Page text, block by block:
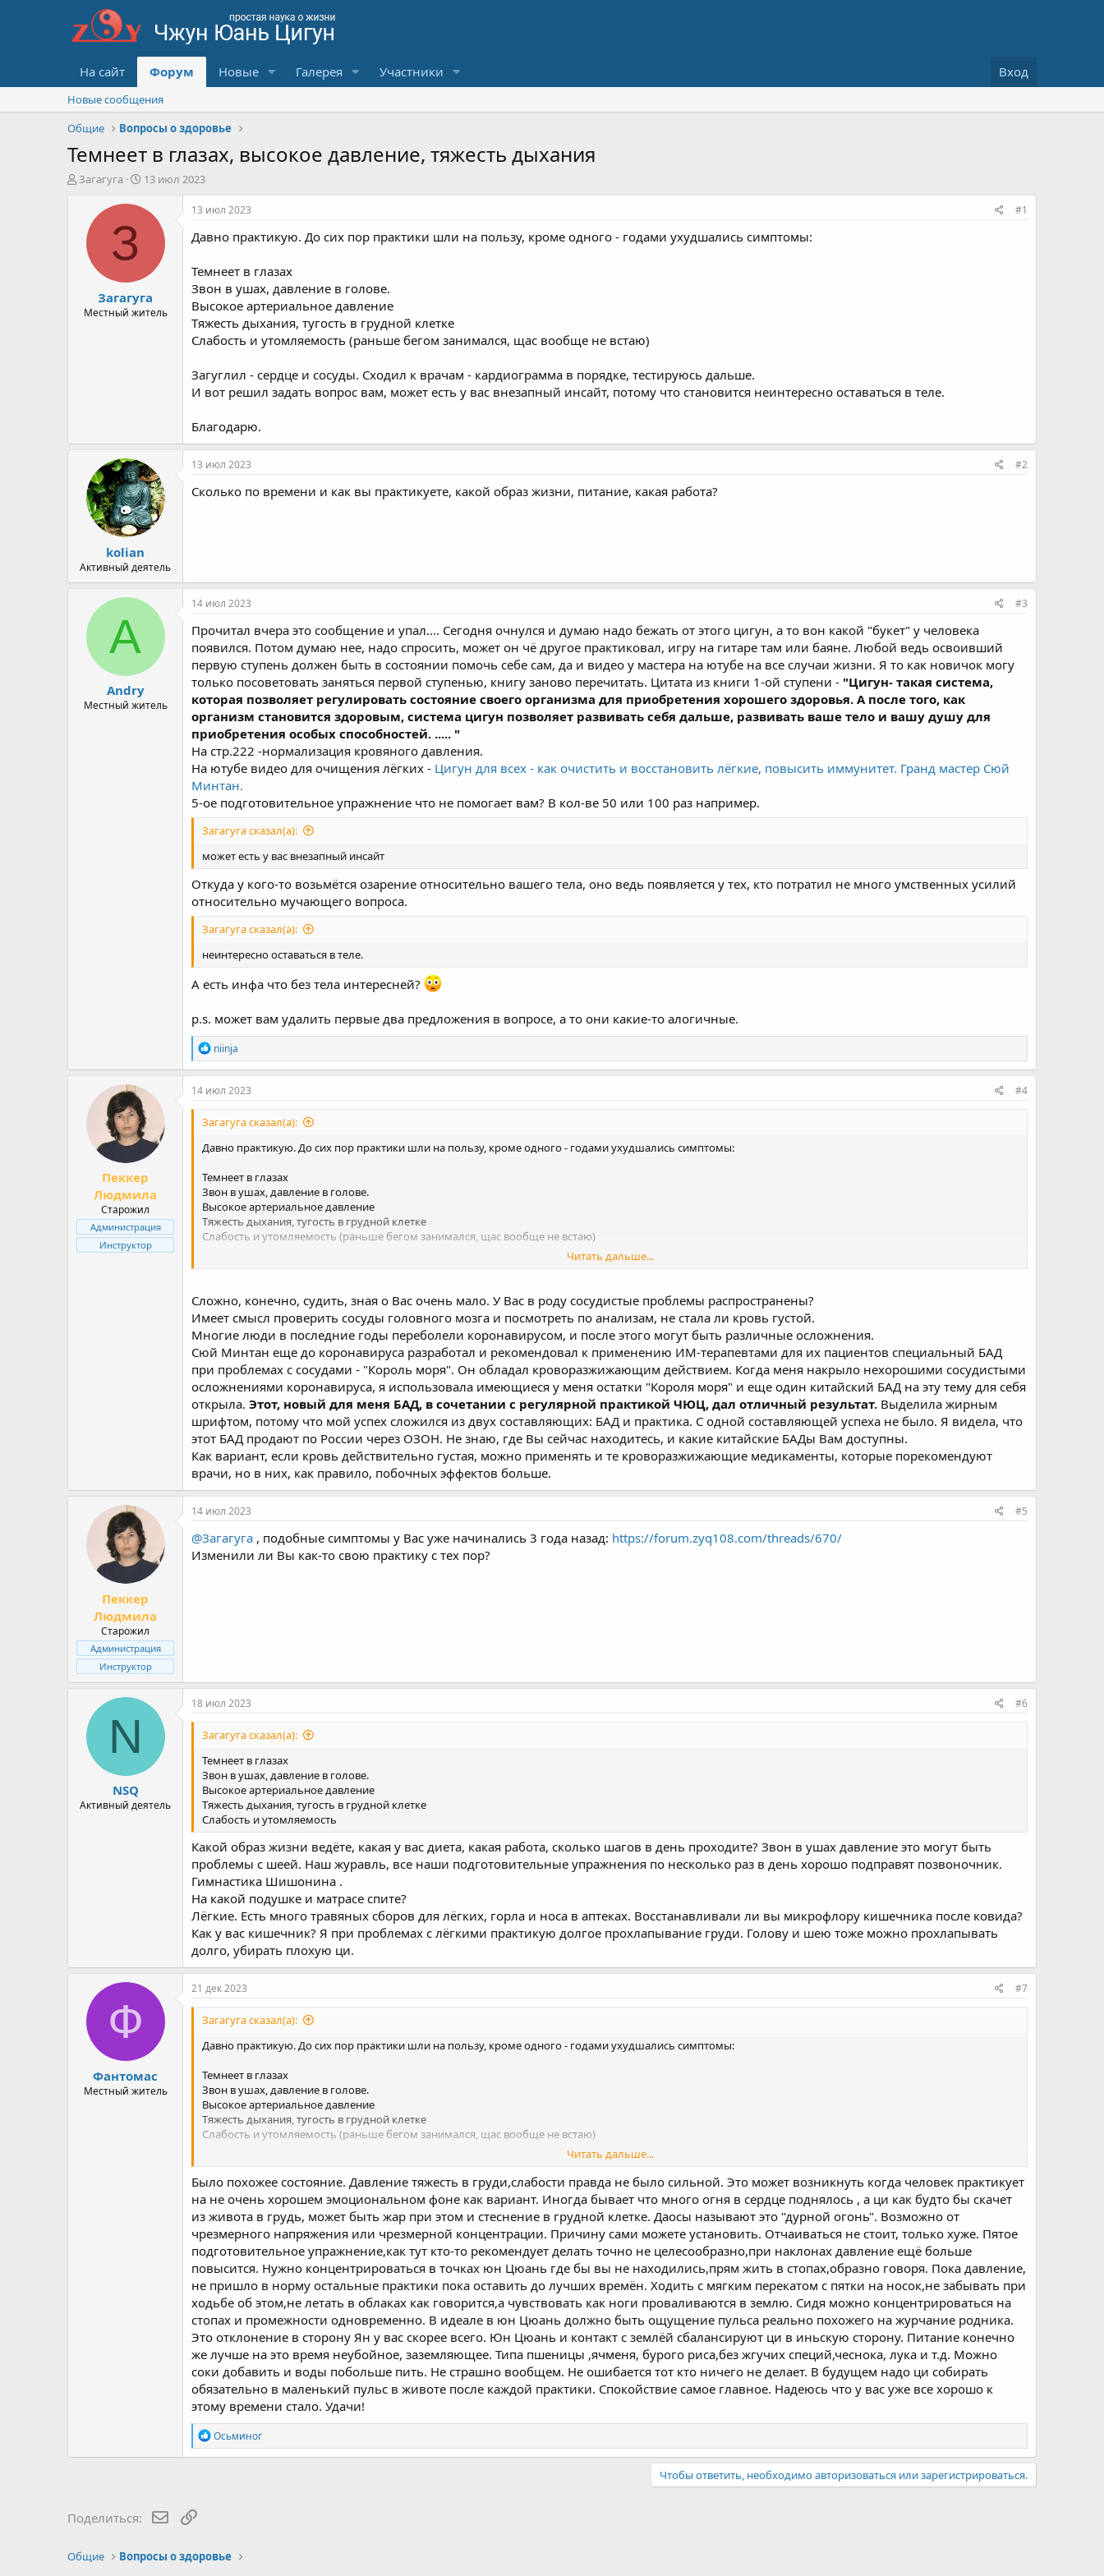
На сайт Форум Новые Галерея Участники Вход
Новые сообщения
Общие
Вопросы о здоровье
Темнеет в глазах, высокое давление, тяжесть дыхания
А
Загагуга
Д
т
д
а
н
13 июл 2023
З
Загагуга
Местный житель
13 июл 2023 #1
Давно практикую. До сих пор практики шли на пользу, кроме одного - годами ухудшались симптомы:
Темнеет в глазах
Звон в ушах, давление в голове.
Высокое артериальное давление
Тяжесть дыхания, тугость в грудной клетке
Слабость и утомляемость (раньше бегом занимался, щас вообще не встаю)
Загуглил - сердце и сосуды. Сходил к врачам - кардиограмма в порядке, тестируюсь дальше.
И вот решил задать вопрос вам, может есть у вас внезапный инсайт, потому что становится неинтересно оставаться в теле.
Благодарю.
kolian
Активный деятель
13 июл 2023 #2
Сколько по времени и как вы практикуете, какой образ жизни, питание, какая работа?
A
Andry
Местный житель
14 июл 2023 #3
Прочитал вчера это сообщение и упал.... Сегодня очнулся и думаю надо бежать от этого цигун, а то вон какой "букет" у человека
появился. Потом думаю нее, надо спросить, может он чё другое практиковал, игру на гитаре там или баяне. Любой ведь освоивший
первую ступень должен быть в состоянии помочь себе сам, да и видео у мастера на ютубе на все случаи жизни. Я то как новичок могу
только посоветовать заняться первой ступенью, книгу заново перечитать. Цитата из книги 1-ой ступени - "Цигун- такая система,
которая позволяет регулировать состояние своего организма для приобретения хорошего здоровья. А после того, как
организм становится здоровым, система цигун позволяет развивать себя дальше, развивать ваше тело и вашу душу для
приобретения особых способностей. ..... "
На стр.222 -нормализация кровяного давления.
На ютубе видео для очищения лёгких - Цигун для всех - как очистить и восстановить лёгкие, повысить иммунитет. Гранд мастер Сюй
Минтан.
5-ое подготовительное упражнение что не помогает вам? В кол-ве 50 или 100 раз например.
Загагуга сказал(а):
может есть у вас внезапный инсайт
Откуда у кого-то возьмётся озарение относительно вашего тела, оно ведь появляется у тех, кто потратил не много умственных усилий
относительно мучающего вопроса.
Загагуга сказал(а):
неинтересно оставаться в теле.
А есть инфа что без тела интересней?
p.s. может вам удалить первые два предложения в вопросе, а то они какие-то алогичные.
R
e
a
c
o
s
niinja
Пеккер
Людмила
Старожил
Администрация
Инструктор
14 июл 2023 #4
Загагуга сказал(а):
Давно практикую. До сих пор практики шли на пользу, кроме одного - годами ухудшались симптомы:
Темнеет в глазах
Звон в ушах, давление в голове.
Высокое артериальное давление
Тяжесть дыхания, тугость в грудной клетке
Слабость и утомляемость (раньше бегом занимался, щас вообще не встаю)
Загуглил - сердце и сосуды. Сходил к врачам - кардиограмма в порядке, тестируюсь дальше.
Благодарю.
Читать дальше...
Сложно, конечно, судить, зная о Вас очень мало. У Вас в роду сосудистые проблемы распространены?
Имеет смысл проверить сосуды головного мозга и посмотреть по анализам, не стала ли кровь густой.
Многие люди в последние годы переболели коронавирусом, и после этого могут быть различные осложнения.
Сюй Минтан еще до коронавируса разработал и рекомендовал к применению ИМ-терапевтами для их пациентов специальный БАД
при проблемах с сосудами - "Король моря". Он обладал кроворазжижающим действием. Когда меня накрыло нехорошими сосудистыми
осложнениями коронавируса, я использовала имеющиеся у меня остатки "Короля моря" и еще один китайский БАД на эту тему для себя
открыла. Этот, новый для меня БАД, в сочетании с регулярной практикой ЧЮЦ, дал отличный результат. Выделила жирным
шрифтом, потому что мой успех сложился из двух составляющих: БАД и практика. С одной составляющей успеха не было. Я видела, что
этот БАД продают по России через ОЗОН. Не знаю, где Вы сейчас находитесь, и какие китайские БАДы Вам доступны.
Как вариант, если кровь действительно густая, можно применять и те кроворазжижающие медикаменты, которые порекомендуют
врачи, но в них, как правило, побочных эффектов больше.
Пеккер
Людмила
Старожил
Администрация
Инструктор
14 июл 2023 #5
@Загагуга , подобные симптомы у Вас уже начинались 3 года назад: https://forum.zyq108.com/threads/670/
Изменили ли Вы как-то свою практику с тех пор?
N
NSQ
Активный деятель
18 июл 2023 #6
Загагуга сказал(а):
Темнеет в глазах
Звон в ушах, давление в голове.
Высокое артериальное давление
Тяжесть дыхания, тугость в грудной клетке
Слабость и утомляемость
Какой образ жизни ведёте, какая у вас диета, какая работа, сколько шагов в день проходите? Звон в ушах давление это могут быть
проблемы с шеей. Наш журавль, все наши подготовительные упражнения по несколько раз в день хорошо подправят позвоночник.
Гимнастика Шишонина .
На какой подушке и матрасе спите?
Лёгкие. Есть много травяных сборов для лёгких, горла и носа в аптеках. Восстанавливали ли вы микрофлору кишечника после ковида?
Как у вас кишечник? Я при проблемах с лёгкими практикую долгое прохлапывание груди. Голову и шею тоже можно прохлапывать
долго, убирать плохую ци.
Ф
Фантомас
Местный житель
21 дек 2023 #7
Загагуга сказал(а):
Давно практикую. До сих пор практики шли на пользу, кроме одного - годами ухудшались симптомы:
Темнеет в глазах
Звон в ушах, давление в голове.
Высокое артериальное давление
Тяжесть дыхания, тугость в грудной клетке
Слабость и утомляемость (раньше бегом занимался, щас вообще не встаю)
Загуглил - сердце и сосуды. Сходил к врачам - кардиограмма в порядке, тестируюсь дальше.
И вот решил задать вопрос вам, может есть у вас внезапный инсайт, потому что становится неинтересно оставаться в теле.
Благодарю.
Читать дальше...
Было похожее состояние. Давление тяжесть в груди,слабости правда не было сильной. Это может возникнуть когда человек практикует
на не очень хорошем эмоциональном фоне как вариант. Иногда бывает что много огня в сердце поднялось , а ци как будто бы скачет
из живота в грудь, может быть жар при этом и стеснение в грудной клетке. Даосы называют это "дурной огонь". Возможно от
чрезмерного напряжения или чрезмерной концентрации. Причину сами можете установить. Отчаиваться не стоит, только хуже. Пятое
подготовительное упражнение,как тут кто-то рекомендует делать точно не целесообразно,при наклонах давление ещё больше
повысится. Нужно концентрироваться в точках юн Цюань где бы вы не находились,прям жить в стопах,образно говоря. Пока давление,
не пришло в норму остальные практики пока оставить до лучших времён. Ходить с мягким перекатом с пятки на носок,не забывать при
ходьбе об этом,не летать в облаках как говорится,а чувствовать как ноги проваливаются в землю. Сидя можно концентрироваться на
стопах и промежности одновременно. В идеале в юн Цюань должно быть ощущение пульса реально похожего на журчание родника.
Это отклонение в сторону Ян у вас скорее всего. Юн Цюань и контакт с землёй сбалансируют ци в иньскую сторону. Питание конечно
же лучше на это время неубойное, заземляющее. Типа пшеницы ,ячменя, бурого риса,без жгучих специй,чеснока, лука и т.д. Можно
соки добавить и воды побольше пить. Не страшно вообщем. Не ошибается тот кто ничего не делает. В будущем надо ци собирать
обязательно в маленький пульс в животе после каждой практики. Спокойствие самое главное. Надеюсь что у вас уже все хорошо к
этому времени стало. Удачи!
R
e
a
:
Осьминог
Чтобы ответить, необходимо авторизоваться или зарегистрироваться.
Поделиться: E-mail
Общие Вопросы о здоровье